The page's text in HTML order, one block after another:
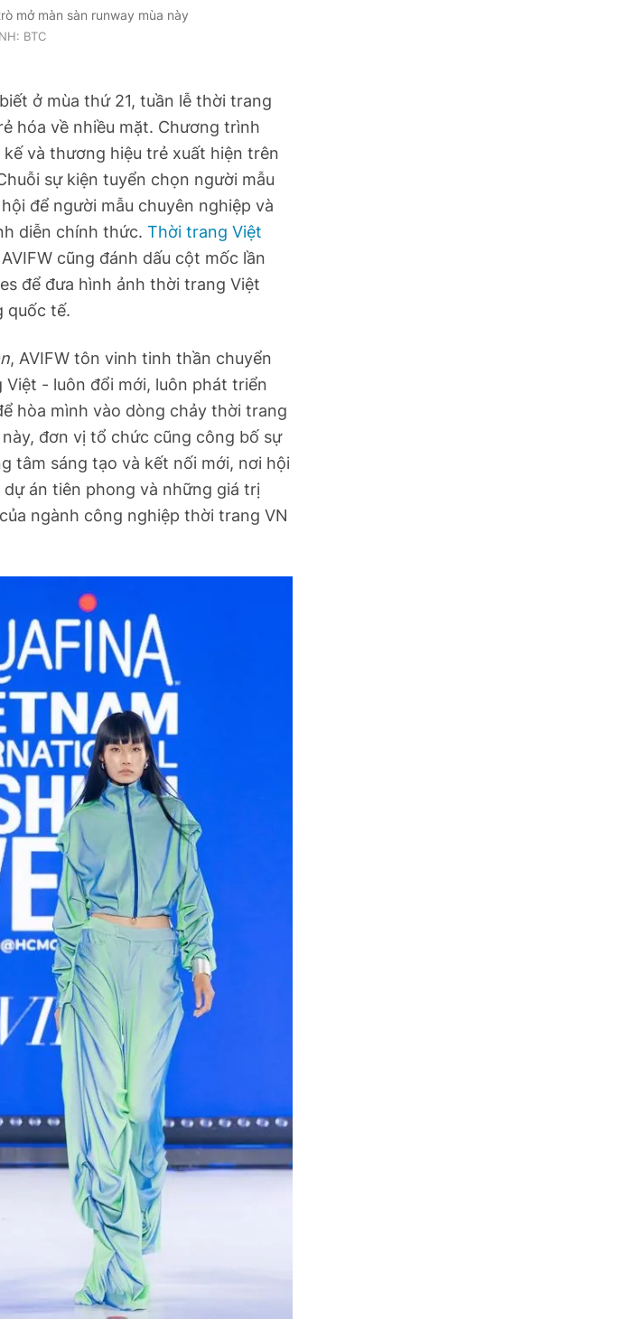
mở màn sàn runway mùa này
BTC
ở mùa thứ 21, tuần lễ thời trang
hóa về nhiều mặt. Chương trình
và thương hiệu trẻ xuất hiện trên
sự kiện tuyển chọn người mẫu
để người mẫu chuyên nghiệp và
diễn chính thức. Thời trang Việt
cũng đánh dấu cột mốc lần
để đưa hình ảnh thời trang Việt
quốc tế.
, AVIFW tôn vinh tinh thần chuyển
- luôn đổi mới, luôn phát triển
hòa mình vào dòng chảy thời trang
đơn vị tổ chức cũng công bố sự
tâm sáng tạo và kết nối mới, nơi hội
án tiên phong và những giá trị
ngành công nghiệp thời trang VN